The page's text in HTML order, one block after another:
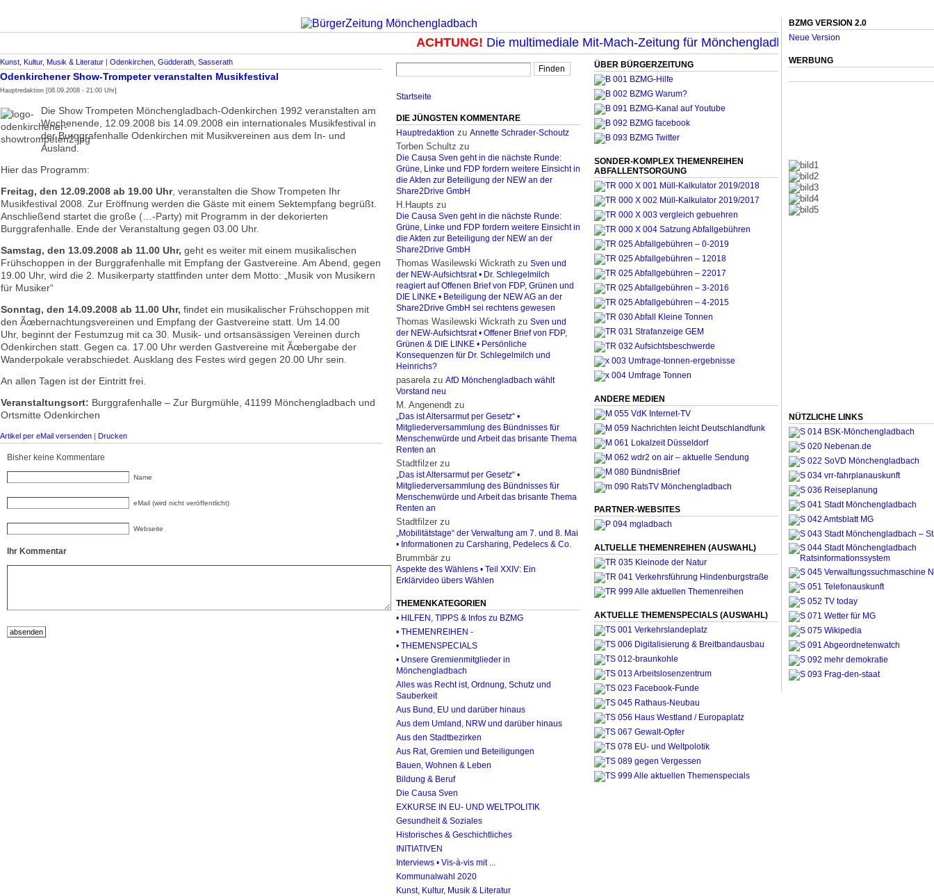
ACHTUNG!Die multimediale Mit-Mach-Zeitung für Mönchengladbach & Umland wird ab sofort
Kunst, Kultur, Musik & Literatur | Odenkirchen, Güdderath, Sasserath
Odenkirchener Show-Trompeter veranstalten Musikfestival
Hauptredaktion [08.09.2008 - 21:00 Uhr]
Die Show Trompeten Mönchengladbach-Odenkirchen 1992 veranstalten am
Wochenende, 12.09.2008 bis 14.09.2008 ein internationales Musikfestival in
der Burggrafenhalle Odenkirchen mit Musikvereinen aus dem In- und
Ausland.
Hier das Programm:
Freitag, den 12.09.2008 ab 19.00 Uhr, veranstalten die Show Trompeten Ihr
Musikfestival 2008. Zur Eröffnung werden die Gäste mit einem Sektempfang begrüßt.
Anschließend startet die große (…-Party) mit Programm in der dekorierten
Burggrafenhalle. Ende der Veranstaltung gegen 03.00 Uhr.
Samstag, den 13.09.2008 ab 11.00 Uhr, geht es weiter mit einem musikalischen
Frühschoppen in der Burggrafenhalle mit Empfang der Gastvereine. Am Abend, gegen
19.00 Uhr, wird die 2. Musikerparty stattfinden unter dem Motto: „Musik von Musikern
für Musiker“
Sonntag, den 14.09.2008 ab 11.00 Uhr, findet ein musikalischer Frühschoppen mit
den Ãœbernachtungsvereinen und Empfang der Gastvereine statt. Um 14.00
Uhr, beginnt der Festumzug mit ca 30. Musik- und ortsansässigen Vereinen durch
Odenkirchen statt. Gegen ca. 17.00 Uhr werden Gastvereine mit Ãœbergabe der
Wanderpokale verabschiedet. Ausklang des Festes wird gegen 20.00 Uhr sein.
An allen Tagen ist der Eintritt frei.
Veranstaltungsort: Burggrafenhalle – Zur Burgmühle, 41199 Mönchengladbach und
Ortsmitte Odenkirchen
Artikel per eMail versenden | Drucken
Bisher keine Kommentare
Name
eMail (wird nicht veröffentlicht)
Webseite
Ihr Kommentar
Startseite
DIE JÜNGSTEN KOMMENTARE
Hauptredaktion zu Annette Schrader-Schoutz
Torben Schultz zu
Die Causa Sven geht in die nächste Runde:
Grüne, Linke und FDP fordern weitere Einsicht in
die Akten zur Beteiligung der NEW an der
Share2Drive GmbH
H.Haupts zu
Die Causa Sven geht in die nächste Runde:
Grüne, Linke und FDP fordern weitere Einsicht in
die Akten zur Beteiligung der NEW an der
Share2Drive GmbH
Thomas Wasilewski Wickrath zu Sven und
der NEW-Aufsichtsrat • Dr. Schlegelmilch
reagiert auf Offenen Brief von FDP, Grünen und
DIE LINKE • Beteiligung der NEW AG an der
Share2Drive GmbH sei rechtens gewesen
Thomas Wasilewski Wickrath zu Sven und
der NEW-Aufsichtsrat • Offener Brief von FDP,
Grünen & DIE LINKE • Persönliche
Konsequenzen für Dr. Schlegelmilch und
Heinrichs?
pasarelazu AfD Mönchengladbach wählt
Vorstand neu
M. Angenendt zu
„Das ist Altersarmut per Gesetz“ •
Mitgliederversammlung des Bündnisses für
Menschenwürde und Arbeit das brisante Thema
Renten an
Stadtfilzer zu
„Das ist Altersarmut per Gesetz“ •
Mitgliederversammlung des Bündnisses für
Menschenwürde und Arbeit das brisante Thema
Renten an
Stadtfilzer zu
„Mobilitätstage“ der Verwaltung am 7. und 8. Mai
• Informationen zu Carsharing, Pedelecs & Co.
Brummbär zu
Aspekte des Wählens • Teil XXIV: Ein
Erklärvideo übers Wählen
THEMENKATEGORIEN
• HILFEN, TIPPS & Infos zu BZMG
• THEMENREIHEN -
• THEMENSPECIALS
• Unsere Gremienmitglieder in
Mönchengladbach
Alles was Recht ist, Ordnung, Schutz und
Sauberkeit
Aus Bund, EU und darüber hinaus
Aus dem Umland, NRW und darüber hinaus
Aus den Stadtbezirken
Aus Rat, Gremien und Beteiligungen
Bauen, Wohnen & Leben
Bildung & Beruf
Die Causa Sven
EXKURSE IN EU- UND WELTPOLITIK
Gesundheit & Soziales
Historisches & Geschichtliches
INITIATIVEN
Interviews • Vis-à-vis mit ...
Kommunalwahl 2020
Kunst, Kultur, Musik & Literatur
ÜBER BÜRGERZEITUNG
SONDER-KOMPLEX THEMENREIHEN
ABFALLENTSORGUNG
ANDERE MEDIEN
PARTNER-WEBSITES
ALTUELLE THEMENREIHEN (AUSWAHL)
AKTUELLE THEMENSPECIALS (AUSWAHL)
BZMG VERSION 2.0
Neue Version
WERBUNG
NÜTZLICHE LINKS